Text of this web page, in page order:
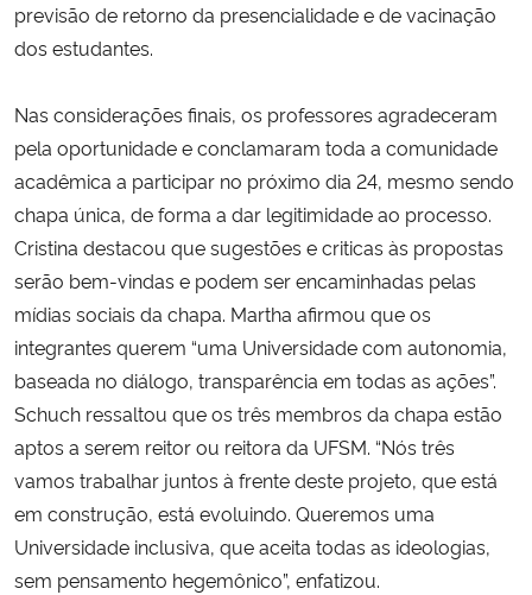
previsão de retorno da presencialidade e de vacinação
dos estudantes.
Nas considerações finais, os professores agradeceram
pela oportunidade e conclamaram toda a comunidade
acadêmica a participar no próximo dia 24, mesmo sendo
chapa única, de forma a dar legitimidade ao processo.
Cristina destacou que sugestões e criticas às propostas
serão bem-vindas e podem ser encaminhadas pelas
mídias sociais da chapa. Martha afirmou que os
integrantes querem “uma Universidade com autonomia,
baseada no diálogo, transparência em todas as ações”.
Schuch ressaltou que os três membros da chapa estão
aptos a serem reitor ou reitora da UFSM. “Nós três
vamos trabalhar juntos à frente deste projeto, que está
em construção, está evoluindo. Queremos uma
Universidade inclusiva, que aceita todas as ideologias,
sem pensamento hegemônico”, enfatizou.